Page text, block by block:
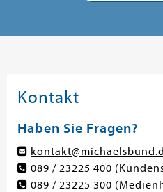
Kontakt
Haben Sie Fragen?
089 / 23225 400
089 / 23225 300